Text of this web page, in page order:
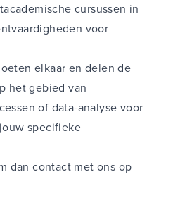
cursussen in
voor
elkaar en delen de
het gebied van
of data-analyse voor
specifieke
dan contact met ons op